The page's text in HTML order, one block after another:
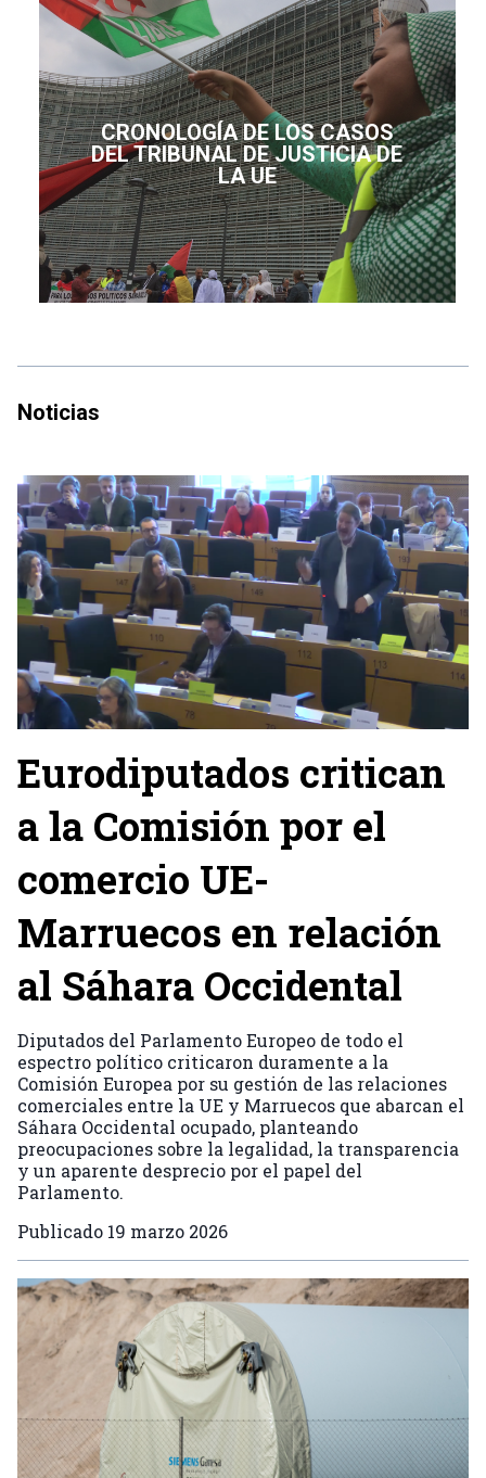
CRONOLOGÍA DE LOS CASOS
DEL TRIBUNAL DE JUSTICIA DE
LA UE
Noticias
Eurodiputados critican
a la Comisión por el
comercio UE-
Marruecos en relación
al Sáhara Occidental
Diputados del Parlamento Europeo de todo el
espectro político criticaron duramente a la
Comisión Europea por su gestión de las relaciones
comerciales entre la UE y Marruecos que abarcan el
Sáhara Occidental ocupado, planteando
preocupaciones sobre la legalidad, la transparencia
y un aparente desprecio por el papel del
Parlamento.
Publicado 19 marzo 2026